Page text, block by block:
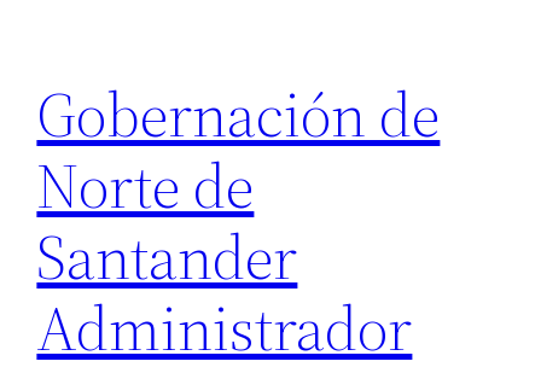
contenido
Gobernación de
Norte de
Santander
Administrador